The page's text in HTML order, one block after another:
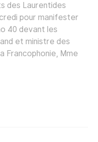
des Laurentides
pour manifester
40 devant les
et ministre des
Francophonie, Mme